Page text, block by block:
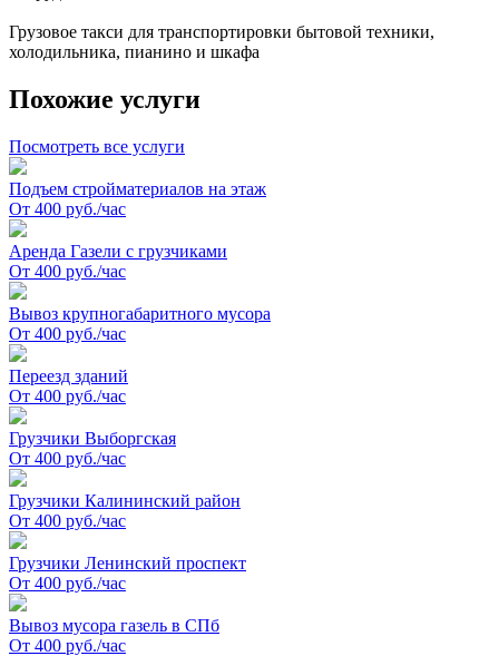
Грузовое такси для транспортировки бытовой техники,
холодильника, пианино и шкафа
Похожие услуги
Посмотреть все услуги
Подъем стройматериалов на этаж
От 400 руб./час
Аренда Газели с грузчиками
От 400 руб./час
Вывоз крупногабаритного мусора
От 400 руб./час
Переезд зданий
От 400 руб./час
Грузчики Выборгская
От 400 руб./час
Грузчики Калининский район
От 400 руб./час
Грузчики Ленинский проспект
От 400 руб./час
Вывоз мусора газель в СПб
От 400 руб./час